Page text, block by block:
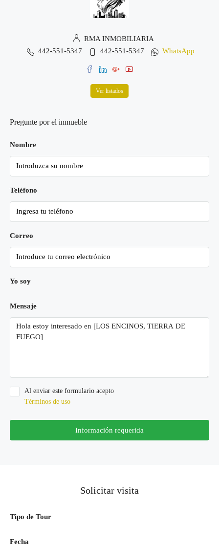
RMA INMOBILIARIA
442-551-5347
442-551-5347 WhatsApp
Ver listados
Pregunte por el inmueble
Nombre
Teléfono
Correo
Yo soy
Mensaje
Al enviar este formulario acepto
Términos de uso
Información requerida
Solicitar visita
Tipo de Tour
Fecha